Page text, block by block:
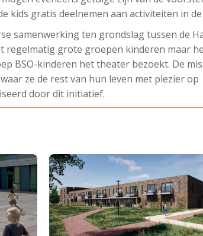
kids gratis deelnemen aan activiteiten in
samenwerking ten grondslag tussen de
regelmatig grote groepen kinderen maar
BSO-kinderen het theater bezoekt. De
ze de rest van hun leven met plezier op
door dit initiatief.